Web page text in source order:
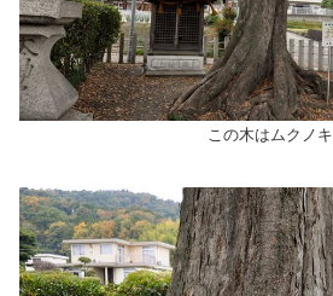
この木はムクノキ